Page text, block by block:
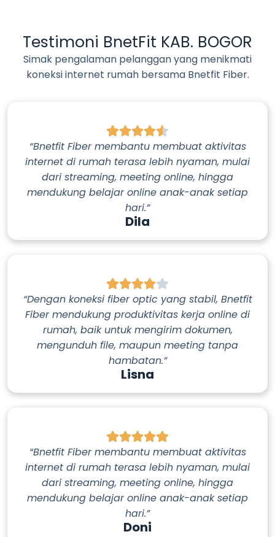
Testimoni BnetFit KAB. BOGOR
Simak pengalaman pelanggan yang menikmati
koneksi internet rumah bersama Bnetfit Fiber.
“Bnetfit Fiber membantu membuat aktivitas
internet di rumah terasa lebih nyaman, mulai
dari streaming, meeting online, hingga
mendukung belajar online anak-anak setiap
hari.”
Dila
“Dengan koneksi fiber optic yang stabil, Bnetfit
Fiber mendukung produktivitas kerja online di
rumah, baik untuk mengirim dokumen,
mengunduh file, maupun meeting tanpa
hambatan.”
Lisna
“Bnetfit Fiber membantu membuat aktivitas
internet di rumah terasa lebih nyaman, mulai
dari streaming, meeting online, hingga
mendukung belajar online anak-anak setiap
hari.”
Doni